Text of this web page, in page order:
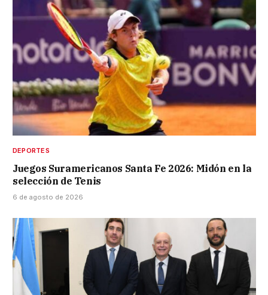
DEPORTES
Juegos Suramericanos Santa Fe 2026: Midón en la
selección de Tenis
6 de agosto de 2026